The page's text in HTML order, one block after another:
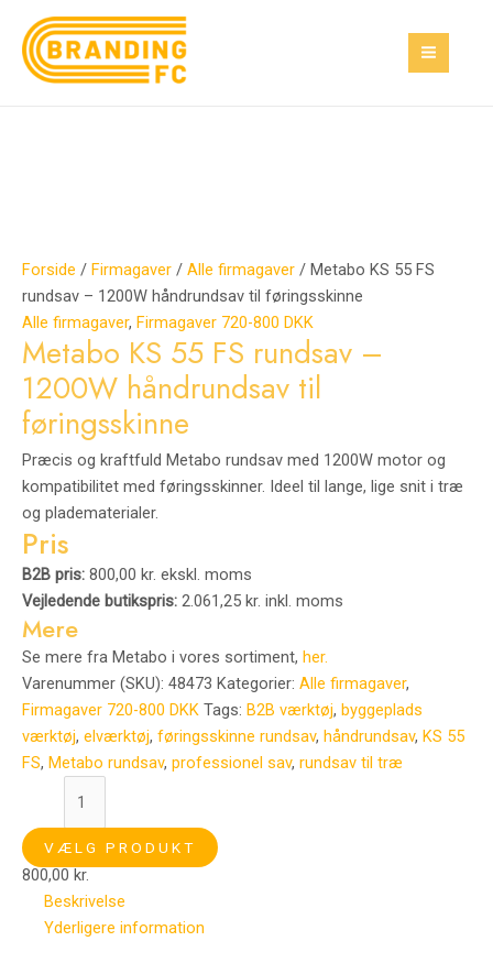
indholdet
Forside / Firmagaver / Alle firmagaver / Metabo KS 55 FS
rundsav – 1200W håndrundsav til føringsskinne
Alle firmagaver, Firmagaver 720-800 DKK
Metabo KS 55 FS rundsav –
1200W håndrundsav til
føringsskinne
Præcis og kraftfuld Metabo rundsav med 1200W motor og
kompatibilitet med føringsskinner. Ideel til lange, lige snit i træ
og pladematerialer.
Pris
B2B pris: 800,00 kr. ekskl. moms
Vejledende butikspris: 2.061,25 kr. inkl. moms
Mere
Se mere fra Metabo i vores sortiment, her.
Varenummer (SKU): 48473 Kategorier: Alle firmagaver,
Firmagaver 720-800 DKK Tags: B2B værktøj, byggeplads
værktøj, elværktøj, føringsskinne rundsav, håndrundsav, KS 55
FS, Metabo rundsav, professionel sav, rundsav til træ
Metabo
KS
55
antal
VÆLG PRODUKT
800,00 kr.
Beskrivelse
Yderligere information
Tilbud!
Tilbud!
Den
oprindelige
pris